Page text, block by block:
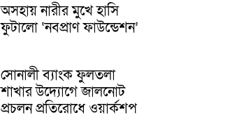
অসহায় নারীর মুখে হাসি
ফুটালো ‘নবপ্রাণ ফাউন্ডেশন’
সোনালী ব্যাংক ফুলতলা
শাখার উদ্যোগে জালনোট
প্রচলন প্রতিরোধে ওয়ার্কশপ